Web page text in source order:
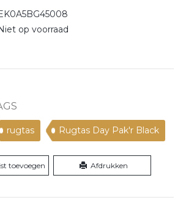
op voorraad
rugtas Rugtas Day Pak'r Black
toevoegen Afdrukken